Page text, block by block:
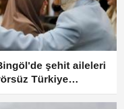
şehit aileleri
Türkiye
buluştu